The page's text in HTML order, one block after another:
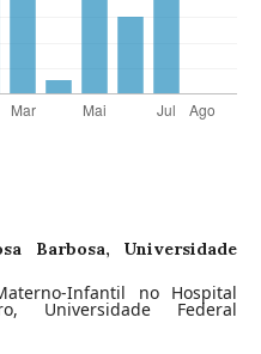
Barbosa, Universidade
Infantil no Hospital
Universidade Federal